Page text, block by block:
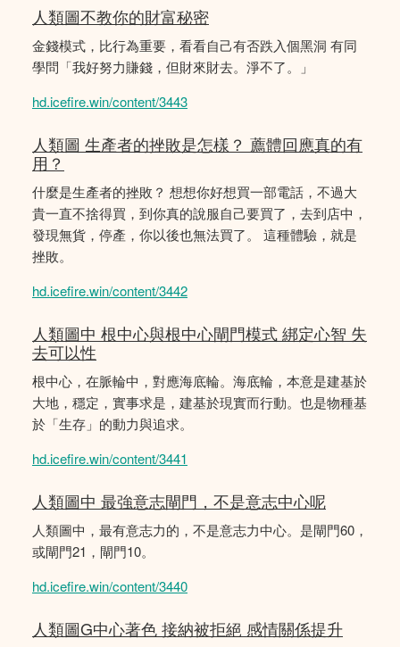
人類圖不教你的財富秘密
金錢模式，比行為重要，看看自己有否跌入個黑洞 有同
學問「我好努力賺錢，但財來財去。淨不了。」
hd.icefire.win/content/3443
人類圖 生產者的挫敗是怎樣？ 薦體回應真的有
用？
什麼是生產者的挫敗？ 想想你好想買一部電話，不過大
貴一直不捨得買，到你真的說服自己要買了，去到店中，
發現無貨，停產，你以後也無法買了。 這種體驗，就是
挫敗。
hd.icefire.win/content/3442
人類圖中 根中心與根中心閘門模式 綁定心智 失
去可以性
根中心，在脈輪中，對應海底輪。海底輪，本意是建基於
大地，穩定，實事求是，建基於現實而行動。也是物種基
於「生存」的動力與追求。
hd.icefire.win/content/3441
人類圖中 最強意志閘門，不是意志中心呢
人類圖中，最有意志力的，不是意志力中心。是閘門60，
或閘門21，閘門10。
hd.icefire.win/content/3440
人類圖G中心著色 接納被拒絕 感情關係提升